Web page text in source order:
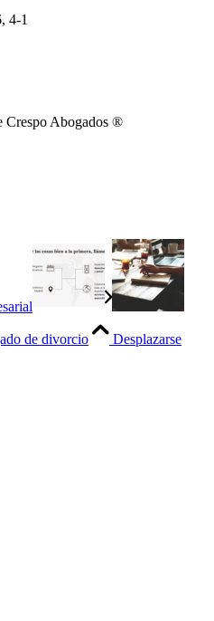
4-1
Crespo Abogados ®
de divorcio
Desplazarse